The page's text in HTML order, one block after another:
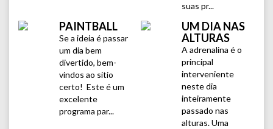
suas pr...
PAINTBALL
Se a ideia é passar
um dia bem
divertido, bem-
vindos ao sítio
certo! Este é um
excelente
programa par...
UM DIA NAS
ALTURAS
A adrenalina é o
principal
interveniente
neste dia
inteiramente
passado nas
alturas. Uma